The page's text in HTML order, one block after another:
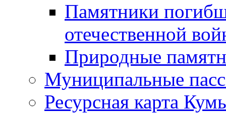
Памятники
отечественной
Природные
Муниципальные
Ресурсная карта